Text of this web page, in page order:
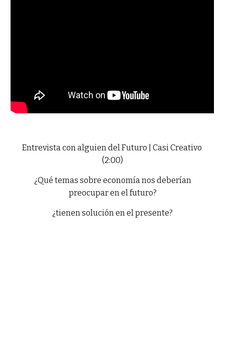
Entrevista con alguien del Futuro | Casi Creativo
(2:00)
¿Qué temas sobre economía nos deberían
preocupar en el futuro?
¿tienen solución en el presente?